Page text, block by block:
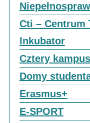
Cti – Centrum
Inkubator
Cztery
Domy
Erasmus+
E-SPORT